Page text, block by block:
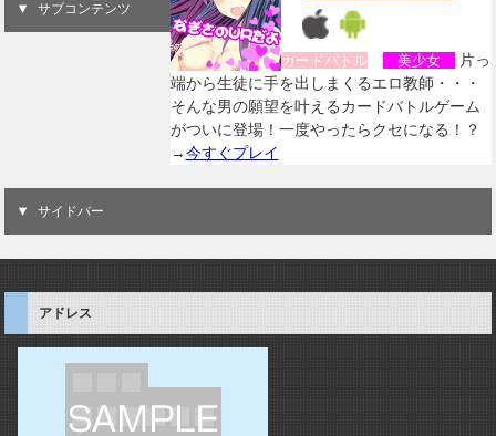
カードバトル 美少女
片っ
端から生徒に手を出しまくるエロ教師・・・
そんな男の願望を叶えるカードバトルゲーム
がついに登場！一度やったらクセになる！？
→今すぐプレイ
サブコンテンツ
サイドバー
アドレス